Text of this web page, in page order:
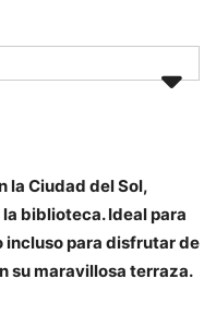
la Ciudad del Sol,
biblioteca. Ideal para
incluso para disfrutar de
su maravillosa terraza.